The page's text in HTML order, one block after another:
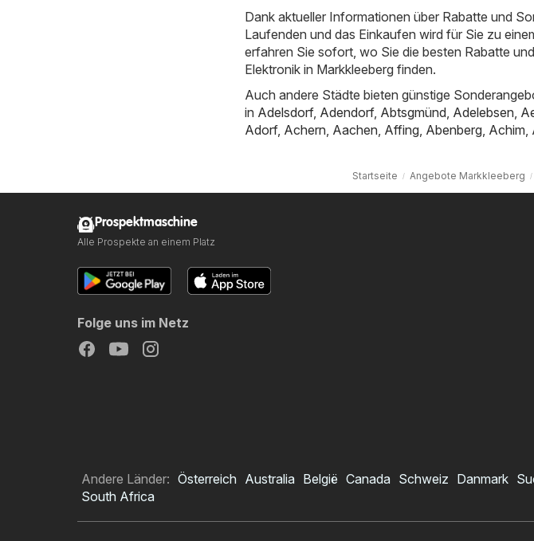
Dank aktueller Informationen über Rabatte und
Laufenden und das Einkaufen wird für Sie zu
erfahren Sie sofort, wo Sie die besten Rabatte
Elektronik in Markkleeberg finden.
Auch andere Städte bieten günstige
in Adelsdorf, Adendorf, Abtsgmünd Adelebsen
Adorf, Achern Aachen Affing Abenberg Achim
Startseite Angebote Markkleeberg
Prospektmaschine
Alle Prospekte an einem Platz
Folge uns im Netz
Andere Länder: Österreich Australia België Canada Schweiz Danmark
South Africa